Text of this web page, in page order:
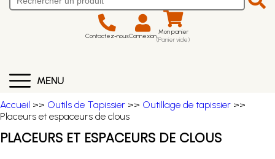
Contactez-nousConnexion Mon panier
(Panier vide)
MENU
Accueil >> Outils de Tapissier >> Outillage de tapissier >>
Placeurs et espaceurs de clous
PLACEURS ET ESPACEURS DE CLOUS